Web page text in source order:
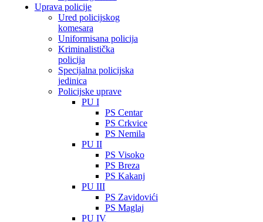
Uprava policije
Ured policijskog
komesara
Uniformisana policija
Kriminalistička
policija
Specijalna policijska
jedinica
Policijske uprave
PU I
PS Centar
PS Crkvice
PS Nemila
PU II
PS Visoko
PS Breza
PS Kakanj
PU III
PS Zavidovići
PS Maglaj
PU IV